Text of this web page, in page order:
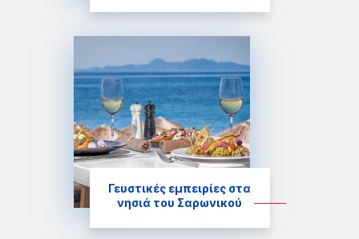
Γευστικές εμπειρίες στα
νησιά του Σαρωνικού